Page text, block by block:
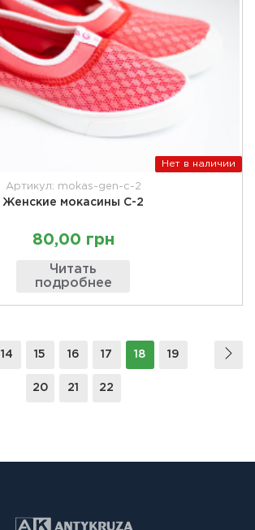
Нет в наличии
Артикул: mokas-gen-c-2
Женские мокасины С-2
80,00 грн
Читать
подробнее
14 15 16 17 18 19
20 21 22